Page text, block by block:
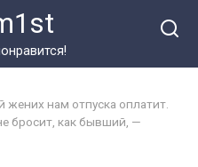
жених нам отпуска оплатит.
бросит, как бывший, —